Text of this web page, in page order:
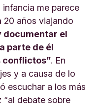
me parece
20 años viajando
documentar el
parte de él
conflictos”. En
y a causa de lo
escuchar a los más
“al debate sobre